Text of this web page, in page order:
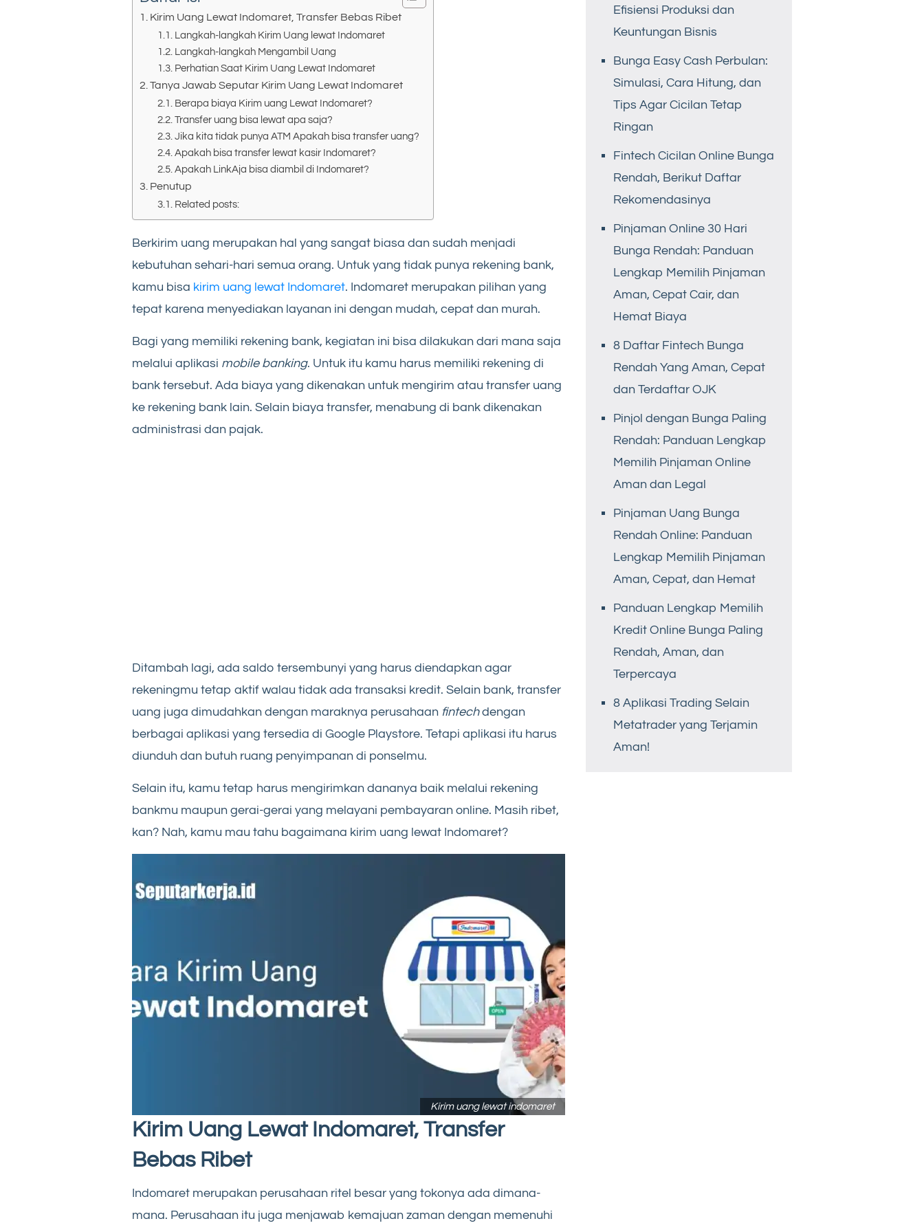
Kirim Uang Lewat Indomaret, Transfer Bebas Ribet
Langkah-langkah Kirim Uang lewat Indomaret
Langkah-langkah Mengambil Uang
Perhatian Saat Kirim Uang Lewat Indomaret
Tanya Jawab Seputar Kirim Uang Lewat Indomaret
Berapa biaya Kirim uang Lewat Indomaret?
Transfer uang bisa lewat apa saja?
Jika kita tidak punya ATM Apakah bisa transfer uang?
Apakah bisa transfer lewat kasir Indomaret?
Apakah LinkAja bisa diambil di Indomaret?
Penutup
Related posts:
Berkirim uang merupakan hal yang sangat biasa dan sudah menjadi
kebutuhan sehari-hari semua orang. Untuk yang tidak punya rekening bank,
kamu bisa kirim uang lewat Indomaret. Indomaret merupakan pilihan yang
tepat karena menyediakan layanan ini dengan mudah, cepat dan murah.
Bagi yang memiliki rekening bank, kegiatan ini bisa dilakukan dari mana saja
melalui aplikasi mobile banking. Untuk itu kamu harus memiliki rekening di
bank tersebut. Ada biaya yang dikenakan untuk mengirim atau transfer uang
ke rekening bank lain. Selain biaya transfer, menabung di bank dikenakan
administrasi dan pajak.
Ditambah lagi, ada saldo tersembunyi yang harus diendapkan agar
rekeningmu tetap aktif walau tidak ada transaksi kredit. Selain bank, transfer
uang juga dimudahkan dengan maraknya perusahaan fintechdengan
berbagai aplikasi yang tersedia di Google Playstore. Tetapi aplikasi itu harus
diunduh dan butuh ruang penyimpanan di ponselmu.
Selain itu, kamu tetap harus mengirimkan dananya baik melalui rekening
bankmu maupun gerai-gerai yang melayani pembayaran online. Masih ribet,
kan? Nah, kamu mau tahu bagaimana kirim uang lewat Indomaret?
Kirim uang lewat indomaret
Kirim Uang Lewat Indomaret, Transfer
Bebas Ribet
Indomaret merupakan perusahaan ritel besar yang tokonya ada dimana-
mana. Perusahaan itu juga menjawab kemajuan zaman dengan memenuhi
Efisiensi Produksi dan
Keuntungan Bisnis
Bunga Easy Cash Perbulan:
Simulasi, Cara Hitung, dan
Tips Agar Cicilan Tetap
Ringan
Fintech Cicilan Online Bunga
Rendah, Berikut Daftar
Rekomendasinya
Pinjaman Online 30 Hari
Bunga Rendah: Panduan
Lengkap Memilih Pinjaman
Aman, Cepat Cair, dan
Hemat Biaya
8 Daftar Fintech Bunga
Rendah Yang Aman, Cepat
dan Terdaftar OJK
Pinjol dengan Bunga Paling
Rendah: Panduan Lengkap
Memilih Pinjaman Online
Aman dan Legal
Pinjaman Uang Bunga
Rendah Online: Panduan
Lengkap Memilih Pinjaman
Aman, Cepat, dan Hemat
Panduan Lengkap Memilih
Kredit Online Bunga Paling
Rendah, Aman, dan
Terpercaya
8 Aplikasi Trading Selain
Metatrader yang Terjamin
Aman!